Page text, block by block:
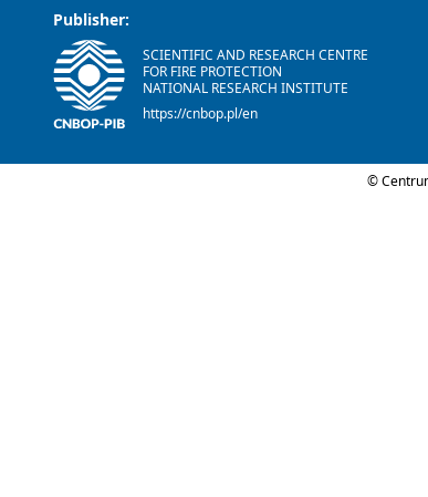
Publisher:
SCIENTIFIC AND RESEARCH CENTRE
FOR FIRE PROTECTION
NATIONAL RESEARCH INSTITUTE
https://cnbop.pl/en
©